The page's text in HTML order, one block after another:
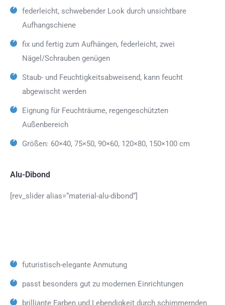
federleicht, schwebender Look durch unsichtbare
Aufhangschiene
fix und fertig zum Aufhängen, federleicht, zwei
Nägel/Schrauben genügen
Staub- und Feuchtigkeitsabweisend, kann feucht
abgewischt werden
Eignung für Feuchträume, regengeschützten
Außenbereich
Größen: 60×40, 75×50, 90×60, 120×80, 150×100 cm
Alu-Dibond
[rev_slider alias=“material-alu-dibond“]
futuristisch-elegante Anmutung
passt besonders gut zu modernen Einrichtungen
brilliante Farben und Lebendigkeit durch schimmernden